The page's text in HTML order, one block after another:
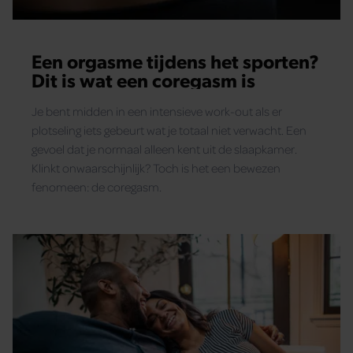
Een orgasme tijdens het sporten?
Dit is wat een coregasm is
Je bent midden in een intensieve work-out als er
plotseling iets gebeurt wat je totaal niet verwacht. Een
gevoel dat je normaal alleen kent uit de slaapkamer.
Klinkt onwaarschijnlijk? Toch is het een bewezen
fenomeen: de coregasm.